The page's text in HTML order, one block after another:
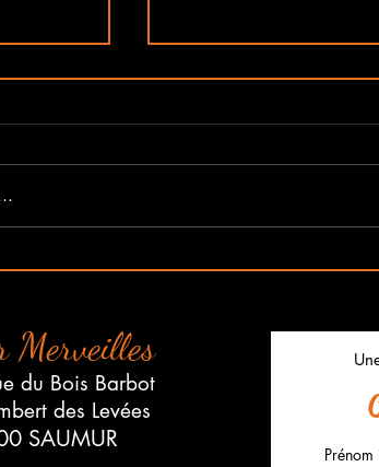
saumur du Vendredi 3
Merveilles
du Bois Barbot
des Levées
SAUMUR
Prénom